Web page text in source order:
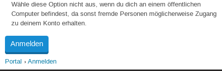
Wähle diese Option nicht aus, wenn du dich an einem öffentlichen
Computer befindest, da sonst fremde Personen möglicherweise Zugang
zu deinem Konto erhalten.
Portal Anmelden